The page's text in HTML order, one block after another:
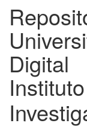
Digital